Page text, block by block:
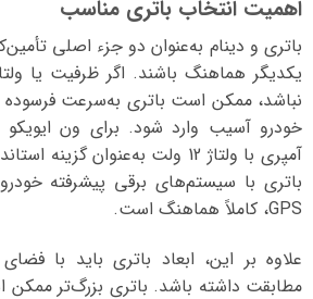
اهمیت انتخاب باتری مناسب
باتری و دینام به‌عنوان دو جزء اصلی
یکدیگر هماهنگ باشند. اگر ظرفیت یا
نباشد، ممکن است باتری به‌سرعت
آمپری با ولتاژ 12 ولت به‌عنوان
GPS، کاملاً هماهنگ است.
علاوه بر این، ابعاد باتری باید با
مطابقت داشته باشد. باتری بزرگ‌تر